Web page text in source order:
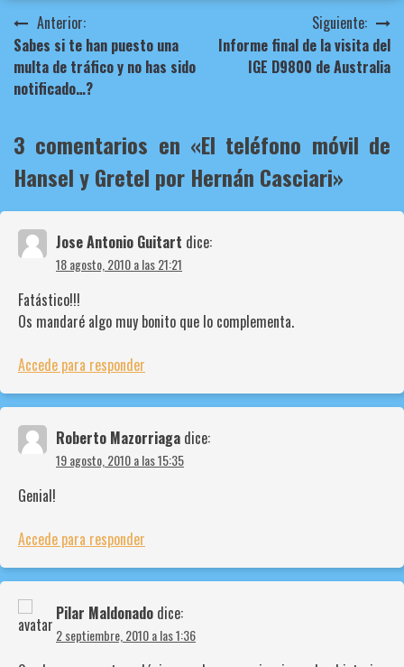
Navegación
de
entradas
Anterior:
Sabes si te han puesto una
multa de tráfico y no has sido
notificado…?
Siguiente:
Informe final de la visita del
IGE D9800 de Australia
3 comentarios en «El teléfono móvil de
Hansel y Gretel por Hernán Casciari»
Jose Antonio Guitart dice:
18 agosto, 2010 a las 21:21
Fatástico!!!
Os mandaré algo muy bonito que lo complementa.
Accede para responder
Roberto Mazorriaga dice:
19 agosto, 2010 a las 15:35
Genial!
Accede para responder
Pilar Maldonado dice:
2 septiembre, 2010 a las 1:36